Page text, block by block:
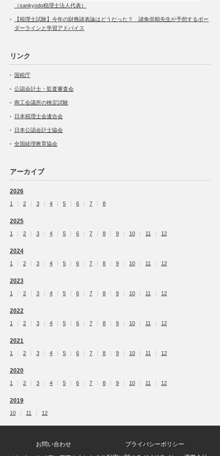
（sankyodo税理士法人代表）
【税理士試験】今年の財務諸表論はどうだった？ 諸角崇順先生が予想するボー
ダーラインと学習アドバイス
リンク
国税庁
公認会計士・監査審査会
商工会議所の検定試験
日本税理士会連合会
日本公認会計士協会
全国経理教育協会
アーカイブ
2026
1 2 3 4 5 6 7 8
2025
1 2 3 4 5 6 7 8 9 10 11 12
2024
1 2 3 4 5 6 7 8 9 10 11 12
2023
1 2 3 4 5 6 7 8 9 10 11 12
2022
1 2 3 4 5 6 7 8 9 10 11 12
2021
1 2 3 4 5 6 7 8 9 10 11 12
2020
1 2 3 4 5 6 7 8 9 10 11 12
2019
10 11 12
お問い合わせ
プライバシーポリシー